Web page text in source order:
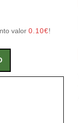
valor0.10€!